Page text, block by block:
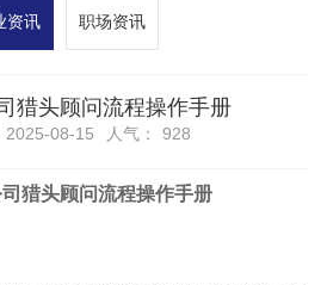
资讯 职场资讯
猎头顾问流程操作手册
2025-08-15 人气： 928
猎头顾问流程操作手册